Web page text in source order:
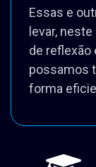
Essas e
levar,
de reflexão
possamos
forma